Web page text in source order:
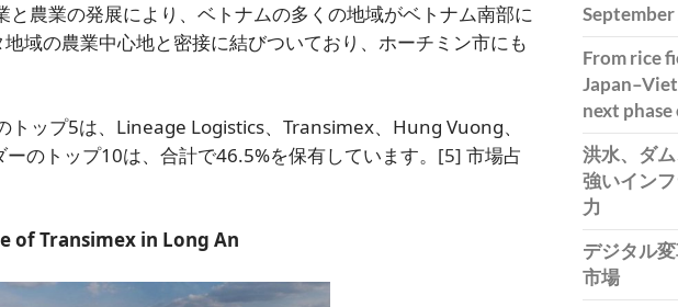
と農業の発展により、ベトナムの多くの地域がベトナム南部に
域の農業中心地と密接に結びついており、ホーチミン市にも
ップ5は、Lineage Logistics、Transimex、Hung Vuong、
のトップ10は、合計で46.5%を保有しています。 [5] 市場占
of Transimex in Long An
From rice
next
洪水、ダ
強いイン
力
デジタル
市場